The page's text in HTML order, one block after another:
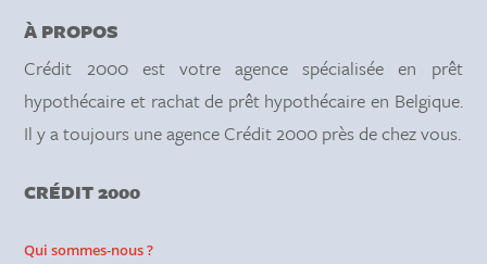
À PROPOS
Crédit 2000 est votre agence spécialisée en prêt
hypothécaire et rachat de prêt hypothécaire en Belgique.
Il y a toujours une agence Crédit 2000 près de chez vous.
CRÉDIT 2000
Qui sommes-nous ?